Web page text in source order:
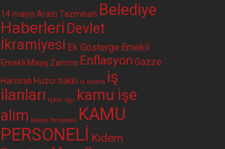
14 mayıs Arazi Tazminatı Belediye
Haberleri Devlet
İkramiyesi Ek Gösterge Emekli
Emekli Maaş Zammı Enflasyon Gazze
Harcırah Huzur hakkı iş bulma iş
ilanları işkur işçi
kamu işe
alım Kamu Personeli KAMU
PERSONELİ Kıdem